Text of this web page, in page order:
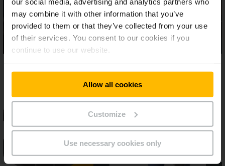
may combine it with other information that you’ve
provided to them or that they’ve collected from your use
of their services. You consent to our cookies if you
continue to use our website.
Allow all cookies
Customize
Use necessary cookies only